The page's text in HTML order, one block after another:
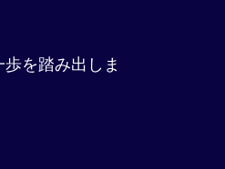
を踏み出しま